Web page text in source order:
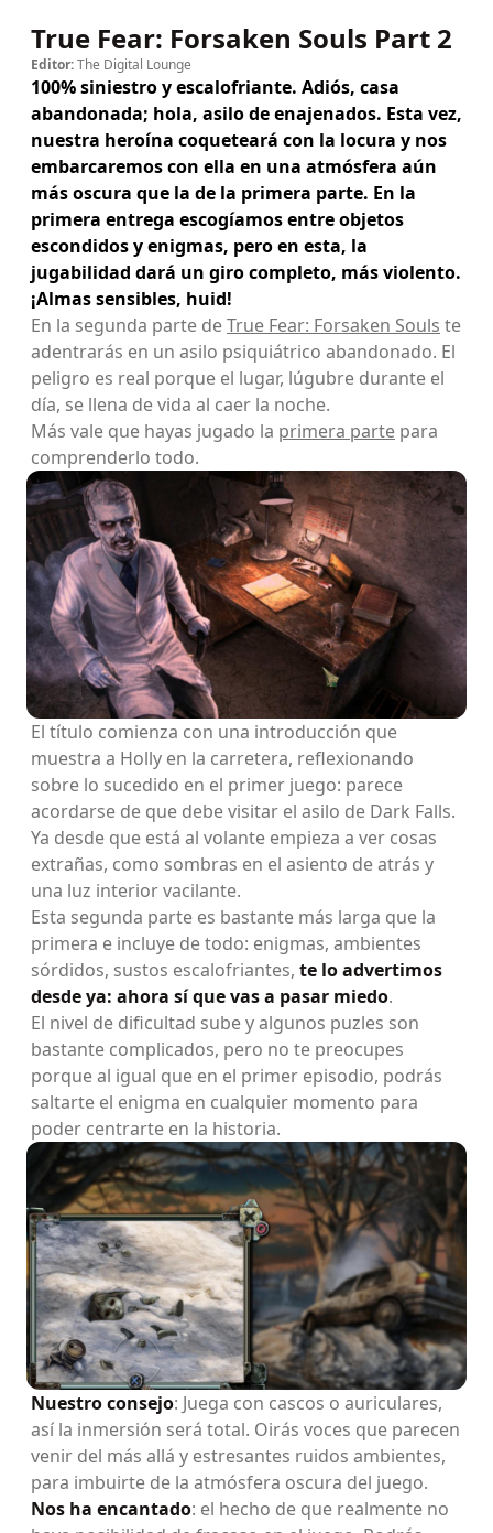
True Fear: Forsaken Souls Part 2
Editor:The Digital Lounge
100% siniestro y escalofriante. Adiós, casa
abandonada; hola, asilo de enajenados. Esta vez,
nuestra heroína coqueteará con la locura y nos
embarcaremos con ella en una atmósfera aún
más oscura que la de la primera parte. En la
primera entrega escogíamos entre objetos
escondidos y enigmas, pero en esta, la
jugabilidad dará un giro completo, más violento.
¡Almas sensibles, huid!
En la segunda parte deTrue Fear: Forsaken Souls te
adentrarás en un asilo psiquiátrico abandonado. El
peligro es real porque el lugar, lúgubre durante el
día, se llena de vida al caer la noche.
Más vale que hayas jugado la primera parte para
comprenderlo todo.
El título comienza con una introducción que
muestra a Holly en la carretera, reflexionando
sobre lo sucedido en el primer juego: parece
acordarse de que debe visitar el asilo de Dark Falls.
Ya desde que está al volante empieza a ver cosas
extrañas, como sombras en el asiento de atrás y
una luz interior vacilante.
Esta segunda parte es bastante más larga que la
primera e incluye de todo: enigmas, ambientes
sórdidos, sustos escalofriantes, te lo advertimos
desde ya: ahora sí que vas a pasar miedo.
El nivel de dificultad sube y algunos puzles son
bastante complicados, pero no te preocupes
porque al igual que en el primer episodio, podrás
saltarte el enigma en cualquier momento para
poder centrarte en la historia.
Nuestro consejo: Juega con cascos o auriculares,
así la inmersión será total. Oirás voces que parecen
venir del más allá y estresantes ruidos ambientes,
para imbuirte de la atmósfera oscura del juego.
Nos ha encantado: el hecho de que realmente no